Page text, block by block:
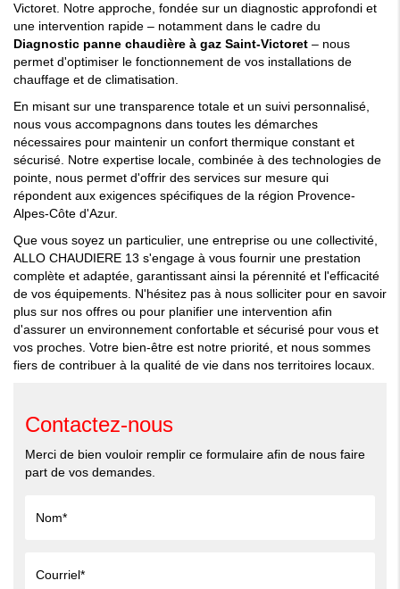
Victoret. Notre approche, fondée sur un diagnostic approfondi et
une intervention rapide – notamment dans le cadre du
Diagnostic panne chaudière à gaz Saint-Victoret – nous
permet d'optimiser le fonctionnement de vos installations de
chauffage et de climatisation.
En misant sur une transparence totale et un suivi personnalisé,
nous vous accompagnons dans toutes les démarches
nécessaires pour maintenir un confort thermique constant et
sécurisé. Notre expertise locale, combinée à des technologies de
pointe, nous permet d'offrir des services sur mesure qui
répondent aux exigences spécifiques de la région Provence-
Alpes-Côte d'Azur.
Que vous soyez un particulier, une entreprise ou une collectivité,
ALLO CHAUDIERE 13 s'engage à vous fournir une prestation
complète et adaptée, garantissant ainsi la pérennité et l'efficacité
de vos équipements. N'hésitez pas à nous solliciter pour en savoir
plus sur nos offres ou pour planifier une intervention afin
d'assurer un environnement confortable et sécurisé pour vous et
vos proches. Votre bien-être est notre priorité, et nous sommes
fiers de contribuer à la qualité de vie dans nos territoires locaux.
Contactez-nous
Merci de bien vouloir remplir ce formulaire afin de nous faire
part de vos demandes.